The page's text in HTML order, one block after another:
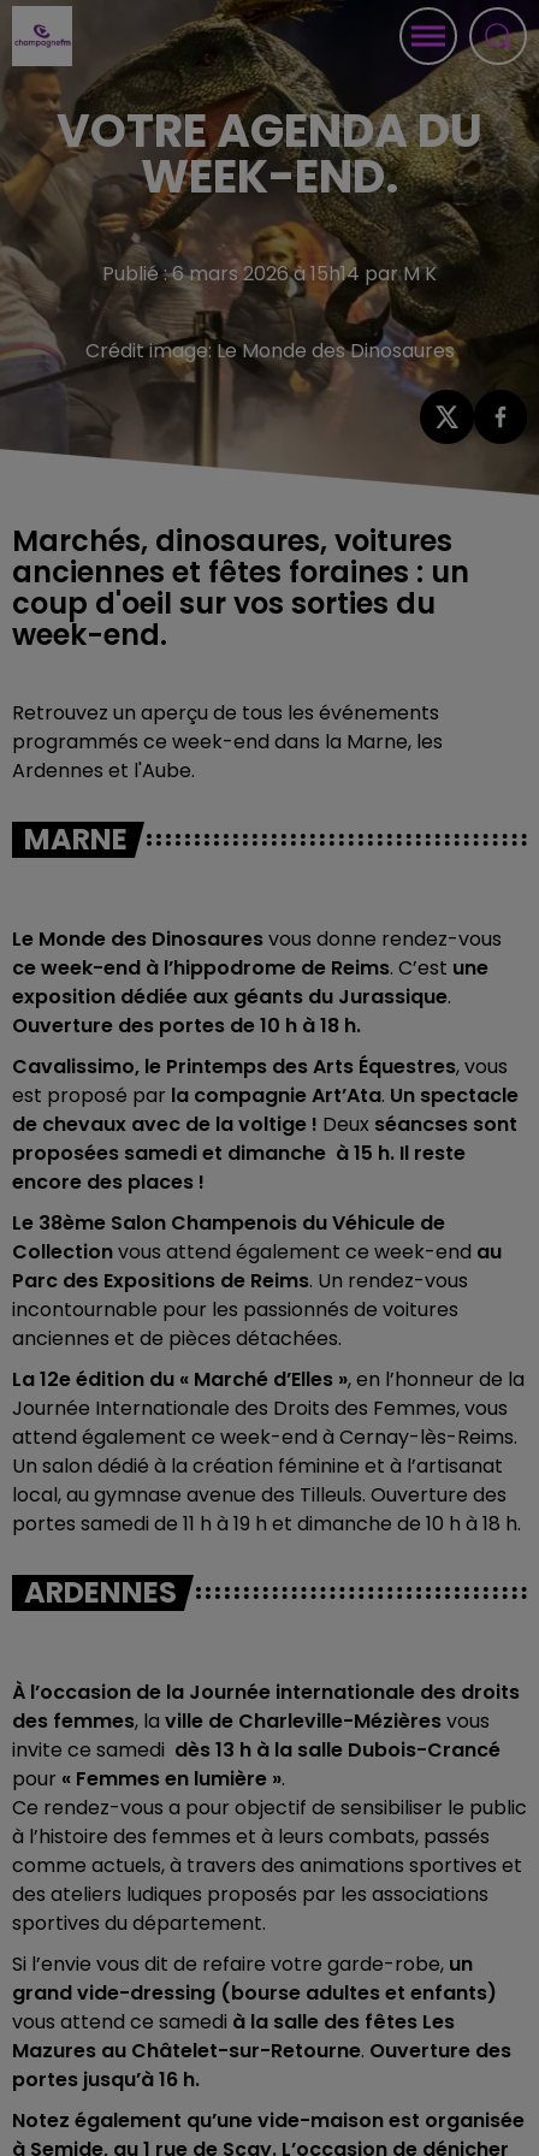
VOTRE AGENDA DU
WEEK-END.
Publié : 6 mars 2026 à 15h14 par M K
Crédit image: Le Monde des Dinosaures
Marchés, dinosaures, voitures
anciennes et fêtes foraines : un
coup d'oeil sur vos sorties du
week-end.
Retrouvez un aperçu de tous les événements
programmés ce week-end dans la Marne, les
Ardennes et l'Aube.
MARNE
Le Monde des Dinosauresvous donne rendez-vous
ce week-end à l’hippodrome de Reims. C’est une
exposition dédiée aux géants du Jurassique.
Ouverture des portes de 10 h à 18 h.
Cavalissimo, le Printemps des Arts Équestres, vous
est proposé par la compagnie Art’Ata. Un spectacle
de chevaux avec de la voltige ! Deux séancses sont
proposées samedi et dimanche à 15 h. Il reste
encore des places !
Le 38ème Salon Champenois du Véhicule de
Collectionvous attend également ce week-end au
Parc des Expositions de Reims. Un rendez-vous
incontournable pour les passionnés de voitures
anciennes et de pièces détachées.
La 12e édition du « Marché d’Elles », en l’honneur de la
Journée Internationale des Droits des Femmes, vous
attend également ce week-end à Cernay-lès-Reims.
Un salon dédié à la création féminine et à l’artisanat
local, au gymnase avenue des Tilleuls. Ouverture des
portes samedi de 11 h à 19 h et dimanche de 10 h à 18 h.
ARDENNES
À l’occasion de la Journée internationale des droits
des femmes, la ville de Charleville-Mézièresvous
invite ce samedi dès 13 h à la salle Dubois-Crancé
pour « Femmes en lumière ».
Ce rendez-vous a pour objectif de sensibiliser le public
à l’histoire des femmes et à leurs combats, passés
comme actuels, à travers des animations sportives et
des ateliers ludiques proposés par les associations
sportives du département.
Si l’envie vous dit de refaire votre garde-robe, un
grand vide-dressing (bourse adultes et enfants)
vous attend ce samedi à la salle des fêtes Les
Mazures au Châtelet-sur-Retourne. Ouverture des
portes jusqu’à 16 h.
Notez également qu’une vide-maison est organisée
à Semide, au 1 rue de Sçay. L’occasion de dénicher